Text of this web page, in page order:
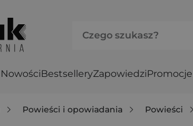
NowościBestselleryZapowiedziPromocje
Powieści i opowiadania Powieści